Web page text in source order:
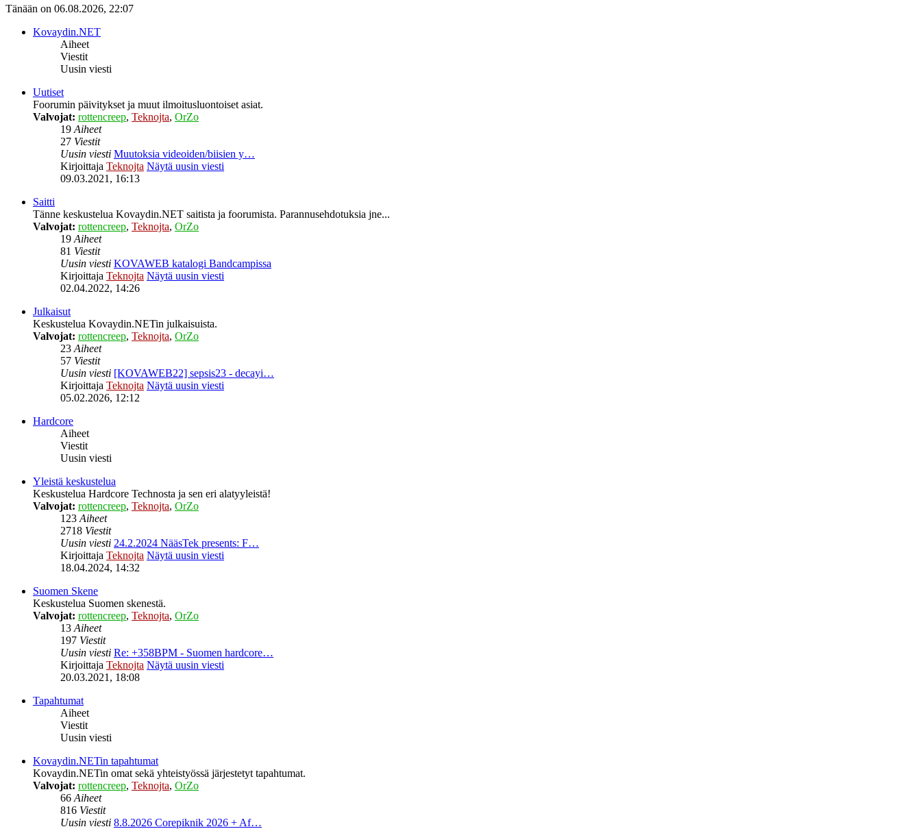
Tänään on 06.08.2026, 22:07
Kovaydin.NET
Aiheet
Viestit
Uusin viesti
Uutiset
Foorumin päivitykset ja muut ilmoitusluontoiset asiat.
Valvojat: rottencreep, Teknojta, OrZo
19Aiheet
27 Viestit
Uusin viesti Muutoksia videoiden/biisien y…
Kirjoittaja Teknojta Näytä uusin viesti
09.03.2021, 16:13
Saitti
Tänne keskustelua Kovaydin.NET saitista ja foorumista. Parannusehdotuksia jne...
Valvojat: rottencreep, Teknojta, OrZo
19Aiheet
81 Viestit
Uusin viesti KOVAWEB katalogi Bandcampissa
Kirjoittaja Teknojta Näytä uusin viesti
02.04.2022, 14:26
Julkaisut
Keskustelua Kovaydin.NETin julkaisuista.
Valvojat: rottencreep, Teknojta, OrZo
23Aiheet
57 Viestit
Uusin viesti [KOVAWEB22] sepsis23 - decayi…
Kirjoittaja Teknojta Näytä uusin viesti
05.02.2026, 12:12
Hardcore
Aiheet
Viestit
Uusin viesti
Yleistä keskustelua
Keskustelua Hardcore Technosta ja sen eri alatyyleistä!
Valvojat: rottencreep, Teknojta, OrZo
123Aiheet
2718 Viestit
Uusin viesti 24.2.2024 NääsTek presents: F…
Kirjoittaja Teknojta Näytä uusin viesti
18.04.2024, 14:32
Suomen Skene
Keskustelua Suomen skenestä.
Valvojat: rottencreep, Teknojta, OrZo
13Aiheet
197 Viestit
Uusin viesti Re: +358BPM - Suomen hardcore…
Kirjoittaja Teknojta Näytä uusin viesti
20.03.2021, 18:08
Tapahtumat
Aiheet
Viestit
Uusin viesti
Kovaydin.NETin tapahtumat
Kovaydin.NETin omat sekä yhteistyössä järjestetyt tapahtumat.
Valvojat: rottencreep, Teknojta, OrZo
66Aiheet
816 Viestit
Uusin viesti 8.8.2026 Corepiknik 2026 + Af…